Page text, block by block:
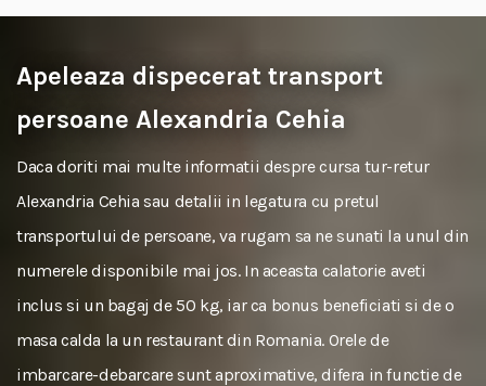
Apeleaza dispecerat transport
persoane Alexandria Cehia
Daca doriti mai multe informatii despre cursa tur-retur
Alexandria Cehia sau detalii in legatura cu pretul
transportului de persoane, va rugam sa ne sunati la unul din
numerele disponibile mai jos. In aceasta calatorie aveti
inclus si un bagaj de 50 kg, iar ca bonus beneficiati si de o
masa calda la un restaurant din Romania. Orele de
imbarcare-debarcare sunt aproximative, difera in functie de